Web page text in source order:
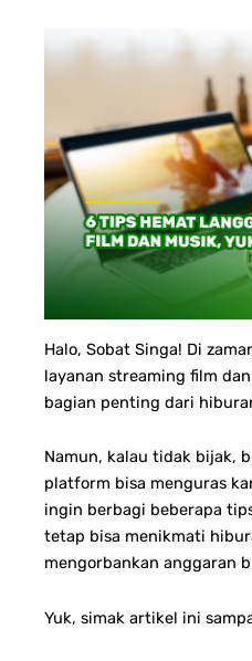
Halo, Sobat Singa! Di
layanan streaming film
bagian penting dari
Namun, kalau tidak bijak,
platform bisa menguras
ingin berbagi beberapa
tetap bisa menikmati
mengorbankan anggaran
Yuk, simak artikel ini